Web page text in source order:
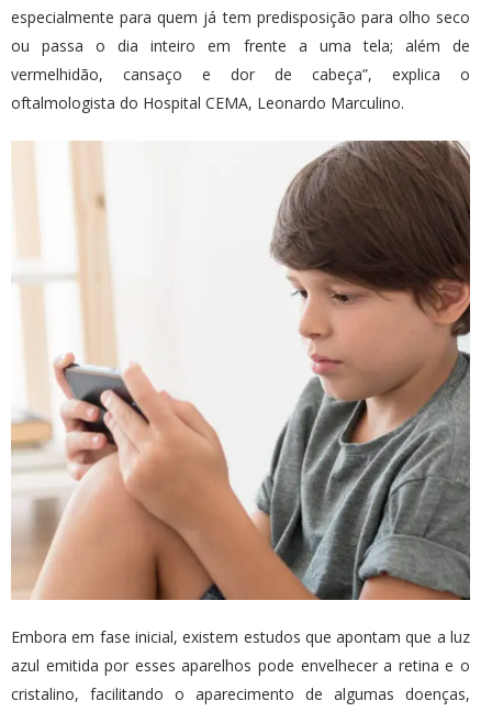
especialmente para quem já tem predisposição para olho seco
ou passa o dia inteiro em frente a uma tela; além de
vermelhidão, cansaço e dor de cabeça”, explica o
oftalmologista do Hospital CEMA, Leonardo Marculino.
Embora em fase inicial, existem estudos que apontam que a luz
azul emitida por esses aparelhos pode envelhecer a retina e o
cristalino, facilitando o aparecimento de algumas doenças,